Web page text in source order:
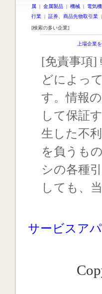
属 | 金属製品 | 機械 | 電気
行業 | 証券、商品先物取引業 |
[検索の多い企業]
上場企業
[免責事項]
どによっ
す。情報
して保証
生した不
を負うも
シの各種
しても、
サービスア